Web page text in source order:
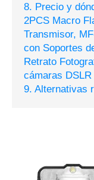
8. Precio y
2PCS Macro
Transmisor,
con Soportes
Retrato
cámaras
9. Alternativas